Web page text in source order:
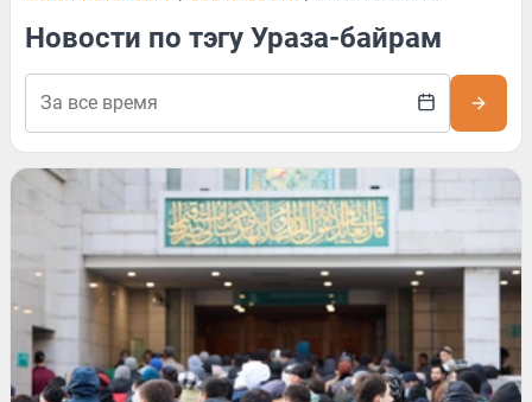
Новости по тэгу Ураза-байрам